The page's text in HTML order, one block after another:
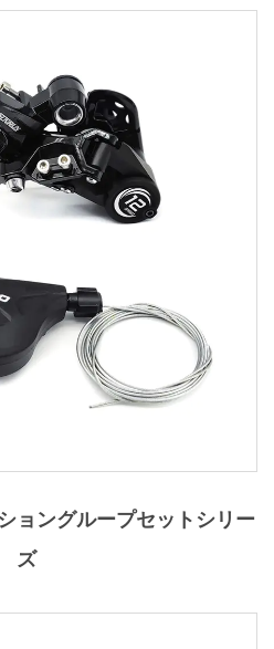
ョングループセットシリー
ズ